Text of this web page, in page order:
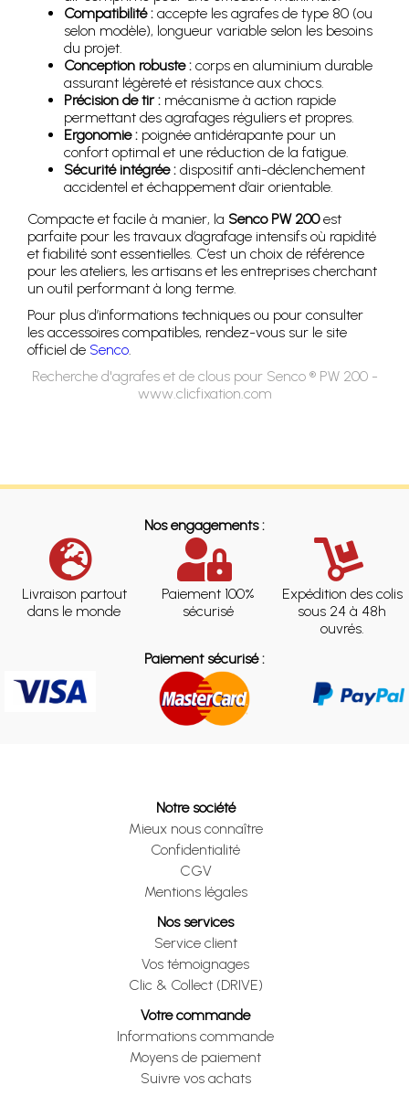
Compatibilité : accepte les agrafes de type 80 (ou
selon modèle), longueur variable selon les besoins
du projet.
Conception robuste : corps en aluminium durable
assurant légèreté et résistance aux chocs.
Précision de tir : mécanisme à action rapide
permettant des agrafages réguliers et propres.
Ergonomie : poignée antidérapante pour un
confort optimal et une réduction de la fatigue.
Sécurité intégrée : dispositif anti-déclenchement
accidentel et échappement d’air orientable.
Compacte et facile à manier, la Senco PW 200est
parfaite pour les travaux d’agrafage intensifs où rapidité
et fiabilité sont essentielles. C’est un choix de référence
pour les ateliers, les artisans et les entreprises cherchant
un outil performant à long terme.
Pour plus d’informations techniques ou pour consulter
les accessoires compatibles, rendez-vous sur le site
officiel de Senco.
Recherche d'agrafes et de clous pour Senco ® PW 200 -
www.clicfixation.com
Nos engagements :
Livraison partout
dans le monde
Paiement 100%
sécurisé
Expédition des colis
sous 24 à 48h
ouvrés.
Paiement sécurisé :
Notre société
Mieux nous connaître
Confidentialité
CGV
Mentions légales
Nos services
Service client
Vos témoignages
Clic & Collect (DRIVE)
Votre commande
Informations commande
Moyens de paiement
Suivre vos achats